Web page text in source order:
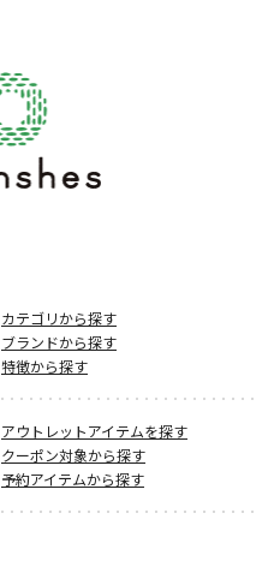
カテゴリから探す
ブランドから探す
特徴から探す
アウトレットアイテムを探す
クーポン対象から探す
予約アイテムから探す